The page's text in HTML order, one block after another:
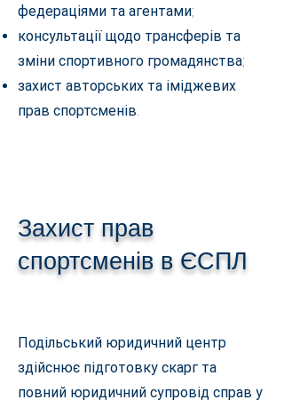
федераціями та агентами;
консультації щодо трансферів та
зміни спортивного громадянства;
захист авторських та іміджевих
прав спортсменів.
Захист прав
спортсменів в ЄСПЛ
Подільський юридичний центр
здійснює підготовку скарг та
повний юридичний супровід справ у